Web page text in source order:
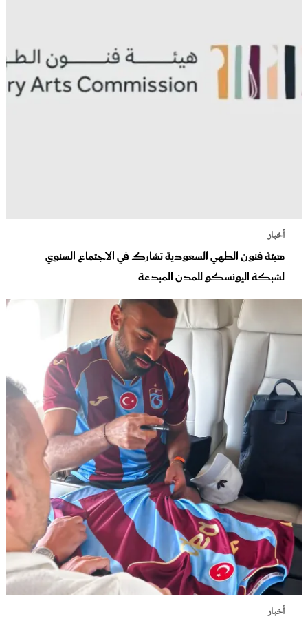
أخبار
هيئة فنون الطهي السعودية تشارك في الاجتماع السنوي
لشبكة اليونسكو للمدن المبدعة
أخبار